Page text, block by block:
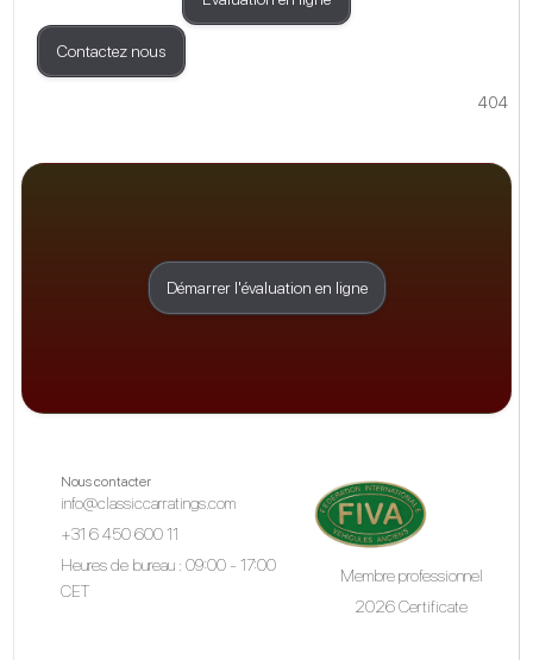
Contactez nous
404
Démarrer l'évaluation en ligne
Nous contacter
info@classiccarratings.com
+31 6 450 600 11
Heures de bureau : 09:00 - 17:00
CET
Membre professionnel
2026 Certificate